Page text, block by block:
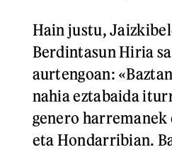
Hain justu,
Berdintasun Hiria
aurtengoan:
nahia eztabaida
genero
eta Hondarribian.